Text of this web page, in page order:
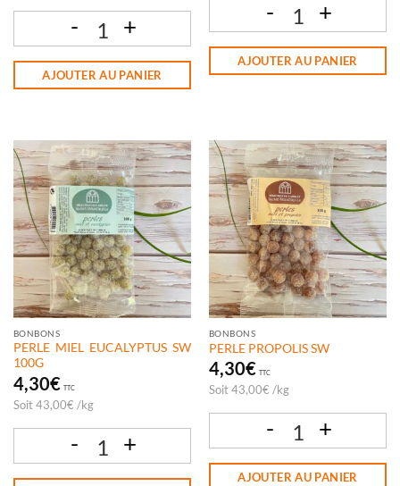
AJOUTER AU PANIER
AJOUTER AU PANIER
BONBONS
PERLE MIEL EUCALYPTUS SW
100G
4,30€ TTC
Soit 43,00€ /kg
quantité de PERLE MIEL EUCALYPTUS SW 100G
BONBONS
PERLE PROPOLIS SW
4,30€ TTC
Soit 43,00€ /kg
AJOUTER AU PANIER